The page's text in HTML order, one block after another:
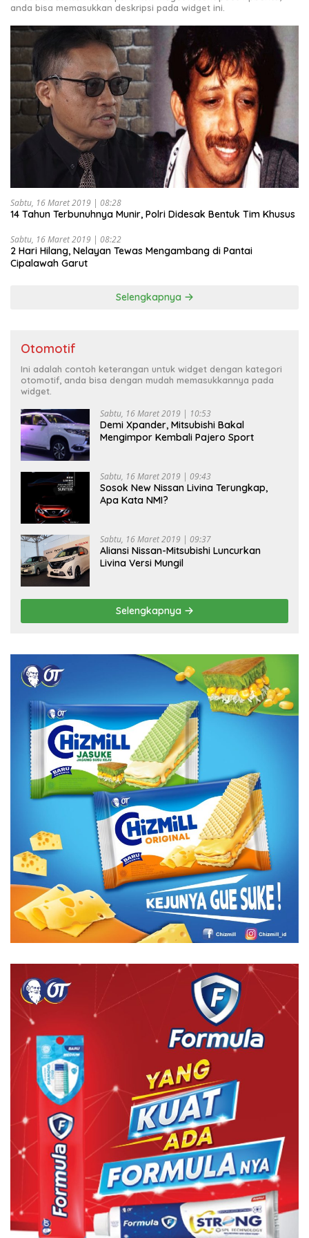
anda bisa memasukkan deskripsi pada widget ini.
Sabtu, 16 Maret 2019 | 08:28
14 Tahun Terbunuhnya Munir, Polri Didesak Bentuk Tim Khusus
Sabtu, 16 Maret 2019 | 08:22
2 Hari Hilang, Nelayan Tewas Mengambang di Pantai
Cipalawah Garut
Selengkapnya
Otomotif
Ini adalah contoh keterangan untuk widget dengan kategori
otomotif, anda bisa dengan mudah memasukkannya pada
widget.
Sabtu, 16 Maret 2019 | 10:53
Demi Xpander, Mitsubishi Bakal
Mengimpor Kembali Pajero Sport
Sabtu, 16 Maret 2019 | 09:43
Sosok New Nissan Livina Terungkap,
Apa Kata NMI?
Sabtu, 16 Maret 2019 | 09:37
Aliansi Nissan-Mitsubishi Luncurkan
Livina Versi Mungil
Selengkapnya